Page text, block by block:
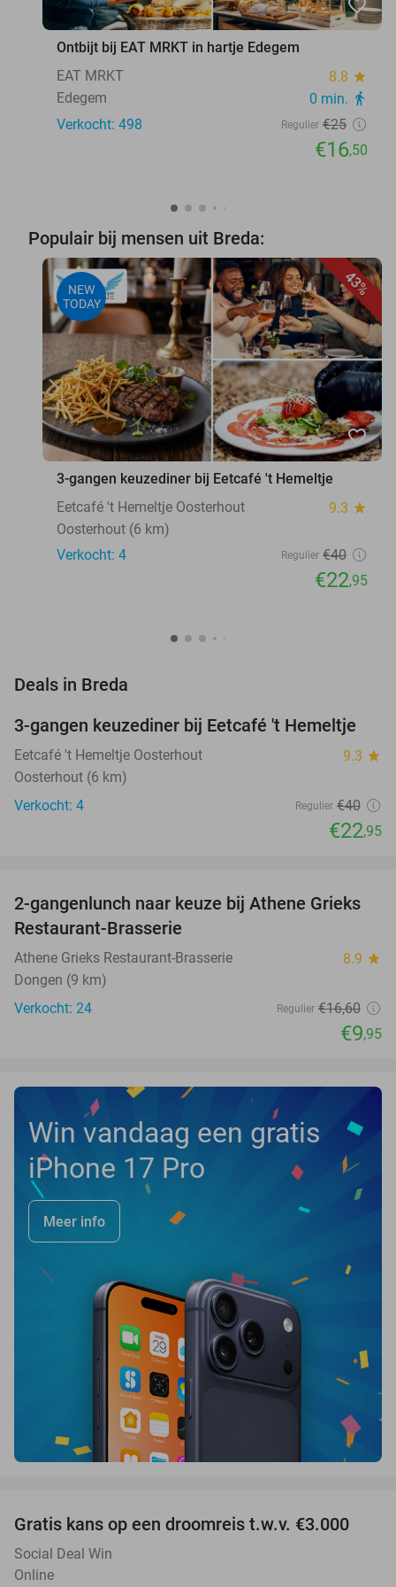
favorite_border
Ontbijt bij EAT MRKT in hartje Edegem
EAT MRKT
8.8 star
Edegem 0 min. directions_walk
Verkocht: 498 Regulier €25
€16,50
Populair bij mensen uit Breda:
43%
NEW
TODAY
favorite_border
3-gangen keuzediner bij Eetcafé 't Hemeltje
Eetcafé 't Hemeltje Oosterhout
9.3 star
Oosterhout (6 km)
Verkocht: 4
Regulier €40
€22,95
Deals in Breda
43%
NEW
TODAY
3-gangen keuzediner bij Eetcafé 't Hemeltje
Eetcafé 't Hemeltje Oosterhout 9.3 star
Oosterhout (6 km)
Verkocht: 4
Regulier €40
€22,95
40%
NEW
TODAY
2-gangenlunch naar keuze bij Athene Grieks
Restaurant-Brasserie
Athene Grieks Restaurant-Brasserie 8.9 star
Dongen (9 km)
Verkocht: 24
Regulier €16,60
€9,95
Win vandaag een gratis
iPhone 17 Pro
Meer info
Gratis kans op een droomreis t.w.v. €3.000
Social Deal Win
Online